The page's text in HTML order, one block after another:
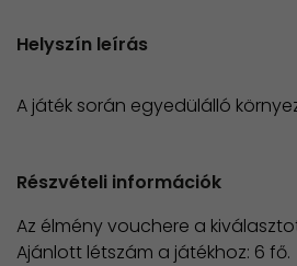
Helyszín leírás
A játék során egyedülálló
Részvételi információk
Az élmény vouchere a
Ajánlott létszám a játékhoz: 6 fő.